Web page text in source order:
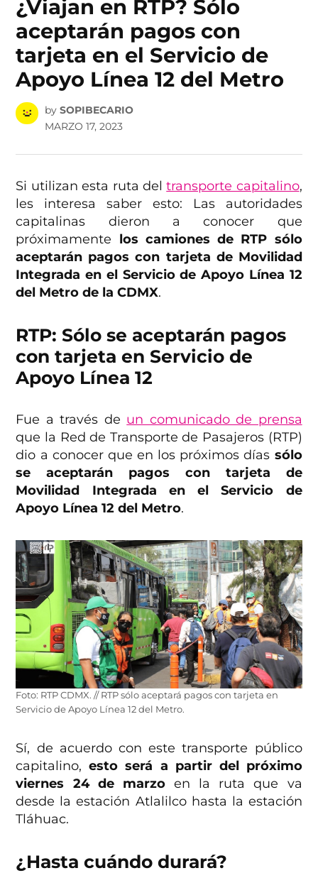
¿Viajan en RTP? Sólo
aceptarán pagos con
tarjeta en el Servicio de
Apoyo Línea 12 del Metro
by SOPIBECARIO
MARZO 17, 2023
Si utilizan esta ruta deltransporte capitalino,
les interesa saber esto: Las autoridades
capitalinas dieron a conocer que
próximamente los camiones de RTP sólo
aceptarán pagos con tarjeta de Movilidad
Integrada en el Servicio de Apoyo Línea 12
del Metro de la CDMX.
RTP: Sólo se aceptarán pagos
con tarjeta en Servicio de
Apoyo Línea 12
Fue a través de un comunicado de prensa
que la Red de Transporte de Pasajeros (RTP)
dio a conocer que en los próximos días sólo
se aceptarán pagos con tarjeta de
Movilidad Integrada en el Servicio de
Apoyo Línea 12 del Metro.
Foto: RTP CDMX. // RTP sólo aceptará pagos con tarjeta en
Servicio de Apoyo Línea 12 del Metro.
Sí, de acuerdo con este transporte público
capitalino,esto será a partir del próximo
viernes 24 de marzoen la ruta que va
desde la estación Atlalilco hasta la estación
Tláhuac.
¿Hasta cuándo durará?